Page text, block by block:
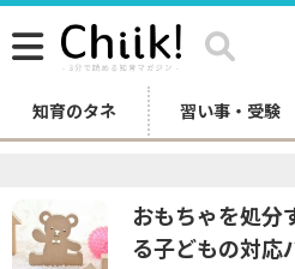
知育のタネ 習い事・受験
おもちゃを処分
る子どもの対応